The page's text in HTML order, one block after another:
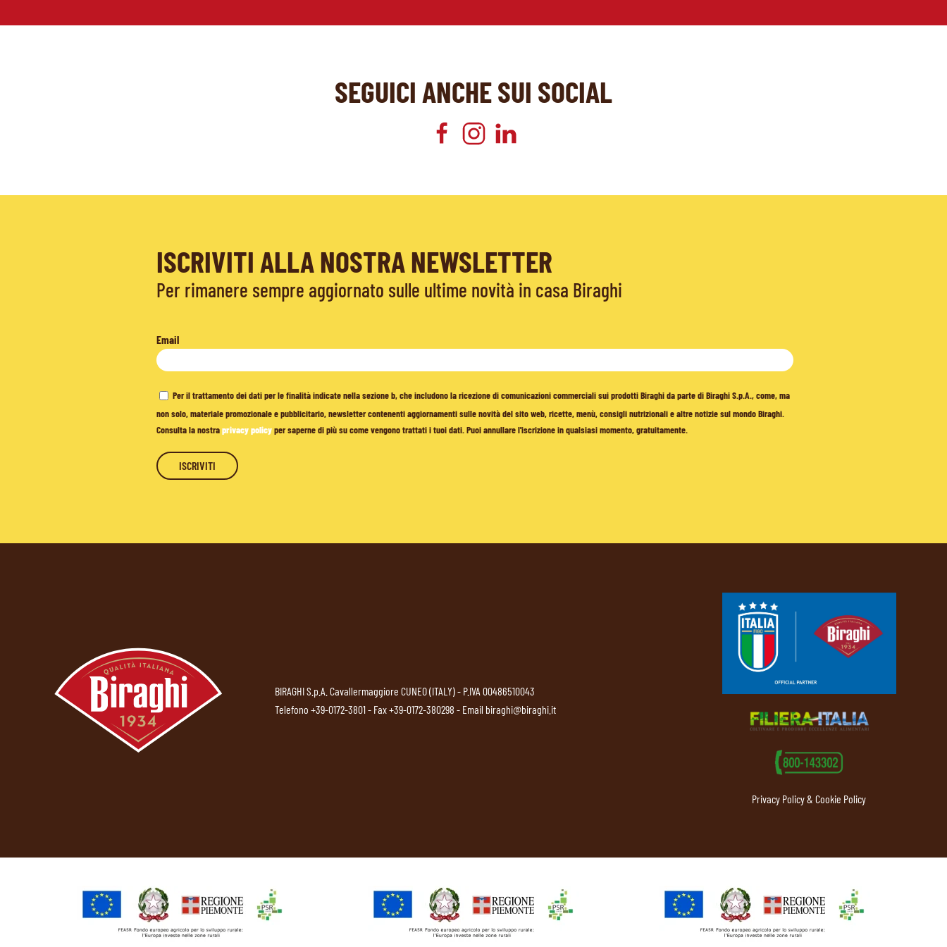
SEGUICI ANCHE SUI SOCIAL
ISCRIVITI ALLA NOSTRA NEWSLETTER
Per rimanere sempre aggiornato sulle ultime novità in casa Biraghi
Email
Per il trattamento dei dati per le finalità indicate nella sezione b, che includono la ricezione di comunicazioni commerciali sui prodotti Biraghi da parte di Biraghi S.p.A., come, ma
non solo, materiale promozionale e pubblicitario, newsletter contenenti aggiornamenti sulle novità del sito web, ricette, menù, consigli nutrizionali e altre notizie sul mondo Biraghi.
Consulta la nostraprivacy policyper saperne di più su come vengono trattati i tuoi dati. Puoi annullare l'iscrizione in qualsiasi momento, gratuitamente.
BIRAGHI S.p.A. Cavallermaggiore CUNEO (ITALY) - P.IVA 00486510043
Telefono +39-0172-3801- Fax +39-0172-380298 - Email biraghi@biraghi.it
Privacy Policy & Cookie Policy